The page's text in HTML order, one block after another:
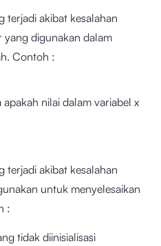
terjadi akibat kesalahan
digunakan dalam
Contoh :
nilai dalam variabel x
terjadi akibat kesalahan
untuk menyelesaikan
:
tidak diinisialisasi